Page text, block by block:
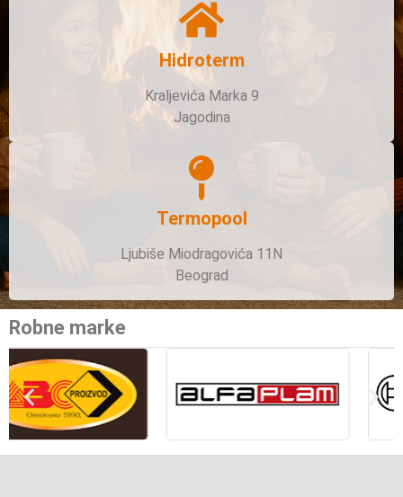
Hidroterm
Kraljevića Marka 9
Jagodina
Termopool
Ljubiše Miodragovića 11N
Beograd
Robne marke